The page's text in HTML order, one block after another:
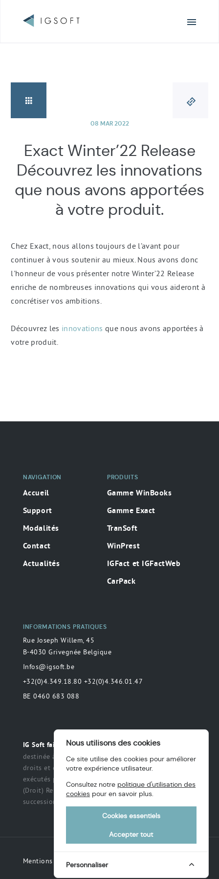
Exact Winter’22 Release
Découvrez les innovations
que nous avons apportées
à votre produit.
08 MAR 2022
Chez Exact, nous allons toujours de l’avant pour
continuer à vous soutenir au mieux. Nous avons donc
l'honneur de vous présenter notre Winter’22 Release
enriche de nombreuses innovations qui vous aideront à
concrétiser vos ambitions.
Découvrez les innovations que nous avons apportées à
votre produit.
Navigation
Navigation
NAVIGATION
Accueil
Support
Modalités
Contact
Actualités
PRODUITS
Gamme WinBooks
Gamme Exact
TranSoft
WinPrest
IGFact et IGFactWeb
CarPack
INFORMATIONS PRATIQUES
Rue Joseph Willem, 45
B-4030 Grivegnée Belgique
Infos@igsoft.be
+32(0)4.349.18.80 +32(0)4.346.01.47
BE 0460 683 088
IG Soft fait partie du groupe MAS. Toute déclaration
destinée à préciser ou de délimiter le champ des
droits et des obligations qui peuvent être exercés et
exécutés par les parties dans une relation légale.
(Droit) Renonciation à un titre, des intérêts, une
succession ou une fiducie, etc.
Mentions légales
Nous utilisons des cookies
Ce site utilise des cookies pour améliorer
votre expérience utilisateur.
Consultez notre politique d'utilisation des
cookies pour en savoir plus.
Cookies essentiels
Accepter tout
Personnaliser